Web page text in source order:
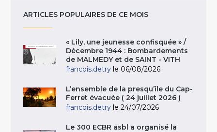
ARTICLES POPULAIRES DE CE MOIS
« Lily, une jeunesse confisquée » /
Décembre 1944 : Bombardements
de MALMEDY et de SAINT - VITH
francois.detry le 06/08/2026
L’ensemble de la presqu’île du Cap-
Ferret évacuée ( 24 juillet 2026 )
francois.detry le 24/07/2026
Le 300 ECBR asbl a organisé la